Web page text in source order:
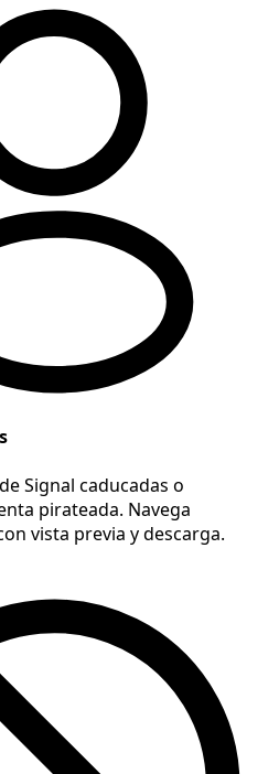
Signal caducadas o
pirateada. Navega
vista previa y descarga.